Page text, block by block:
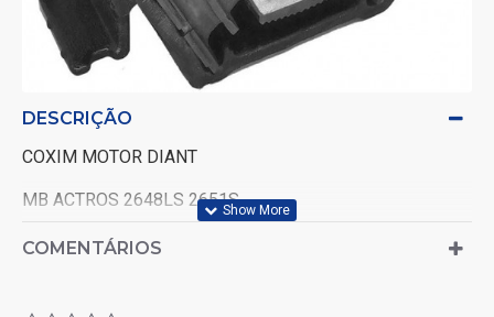
DESCRIÇÃO
COXIM MOTOR DIANT
MB ACTROS 2648LS 2651S
LADO LD
COMENTÁRIOS